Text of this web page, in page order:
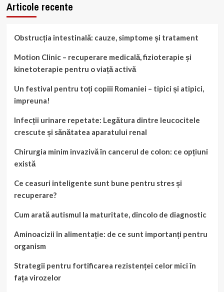
Articole recente
Obstrucția intestinală: cauze, simptome și tratament
Motion Clinic – recuperare medicală, fizioterapie și
kinetoterapie pentru o viață activă
Un festival pentru toți copiii Romaniei – tipici și atipici,
impreuna!
Infecții urinare repetate: Legătura dintre leucocitele
crescute și sănătatea aparatului renal
Chirurgia minim invazivă în cancerul de colon: ce opțiuni
există
Ce ceasuri inteligente sunt bune pentru stres și
recuperare?
Cum arată autismul la maturitate, dincolo de diagnostic
Aminoacizii în alimentație: de ce sunt importanți pentru
organism
Strategii pentru fortificarea rezistenței celor mici în
fața virozelor